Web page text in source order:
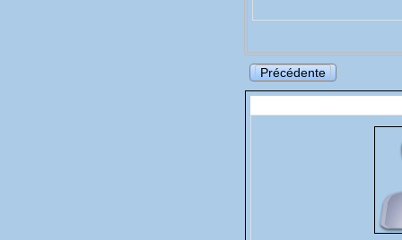
Précédente